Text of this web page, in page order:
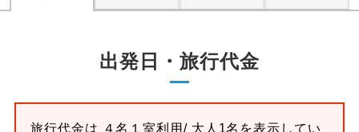
出発日・旅行代金
旅行代金は ４名１室利用/ 大人1名を表示してい